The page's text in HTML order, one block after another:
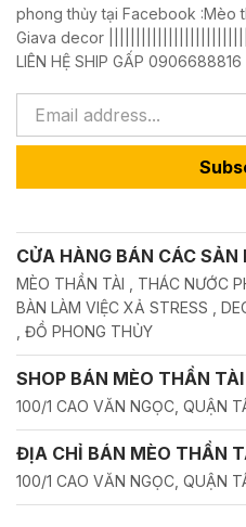
phong thủy tại Facebook :Mèo
Giava decor
LIÊN HỆ SHIP GẤP
CỬA HÀNG BÁN CÁC SẢN
MÈO THẦN TÀI , THÁC NƯỚC
BÀN LÀM VIỆC XẢ STRESS ,
, ĐỒ PHONG THỦY
SHOP BÁN MÈO THẦN
100/1 CAO VĂN NGỌC, QUẬN
ĐỊA CHỈ BÁN MÈO THẦN
100/1 CAO VĂN NGỌC, QUẬN